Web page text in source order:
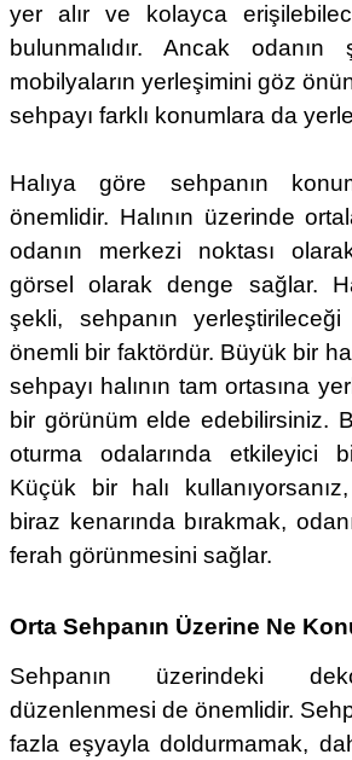
yer alır ve kolayca
bulunmalıdır. Ancak
mobilyaların yerleşimini göz
sehpayı farklı konumlara da
Halıya göre sehpanın
önemlidir. Halının üzerinde
odanın merkezi noktası
görsel olarak denge sağlar.
şekli, sehpanın
önemli bir faktördür. Büyük bir
sehpayı halının tam ortasına
bir görünüm elde edebilirsiniz.
oturma odalarında etkileyici
Küçük bir halı
biraz kenarında bırakmak,
ferah görünmesini sağlar.
Orta Sehpanın Üzerine Ne
Sehpanın üzerindeki
düzenlenmesi de önemlidir.
fazla eşyayla doldurmamak,